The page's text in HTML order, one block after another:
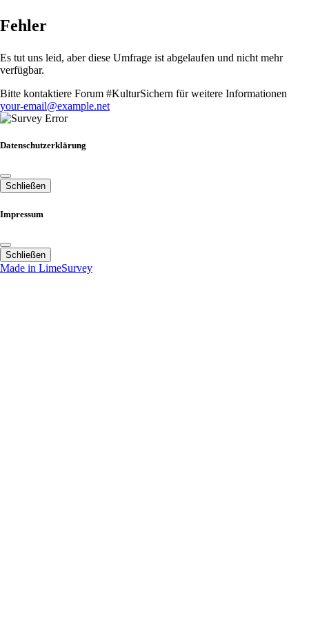
Fehler
Es tut uns leid, aber diese Umfrage ist abgelaufen und nicht mehr
verfügbar.
Bitte kontaktiere Forum #KulturSichern für weitere Informationen
your-email@example.net
Datenschutzerklärung
Schließen
Impressum
Schließen
Made in LimeSurvey